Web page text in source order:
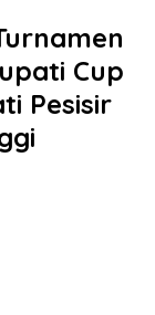
Cup
Pesisir